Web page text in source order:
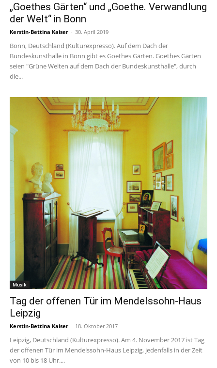
„Goethes Gärten“ und „Goethe. Verwandlung
der Welt“ in Bonn
Kerstin-Bettina Kaiser - 30. April 2019
Bonn, Deutschland (Kulturexpresso). Auf dem Dach der
Bundeskunsthalle in Bonn gibt es Goethes Gärten. Goethes Gärten
seien "Grüne Welten auf dem Dach der Bundeskunsthalle", durch
die...
Musik
Tag der offenen Tür im Mendelssohn-Haus
Leipzig
Kerstin-Bettina Kaiser - 18. Oktober 2017
Leipzig, Deutschland (Kulturexpresso). Am 4. November 2017 ist Tag
der offenen Tür im Mendelssohn-Haus Leipzig, jedenfalls in der Zeit
von 10 bis 18 Uhr....